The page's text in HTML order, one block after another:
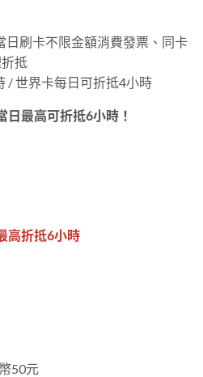
日刷卡不限金額消費發票、同卡
抵
/ 世界卡每日可折抵4小時
日最高可折抵6小時！
高折抵6小時
50元